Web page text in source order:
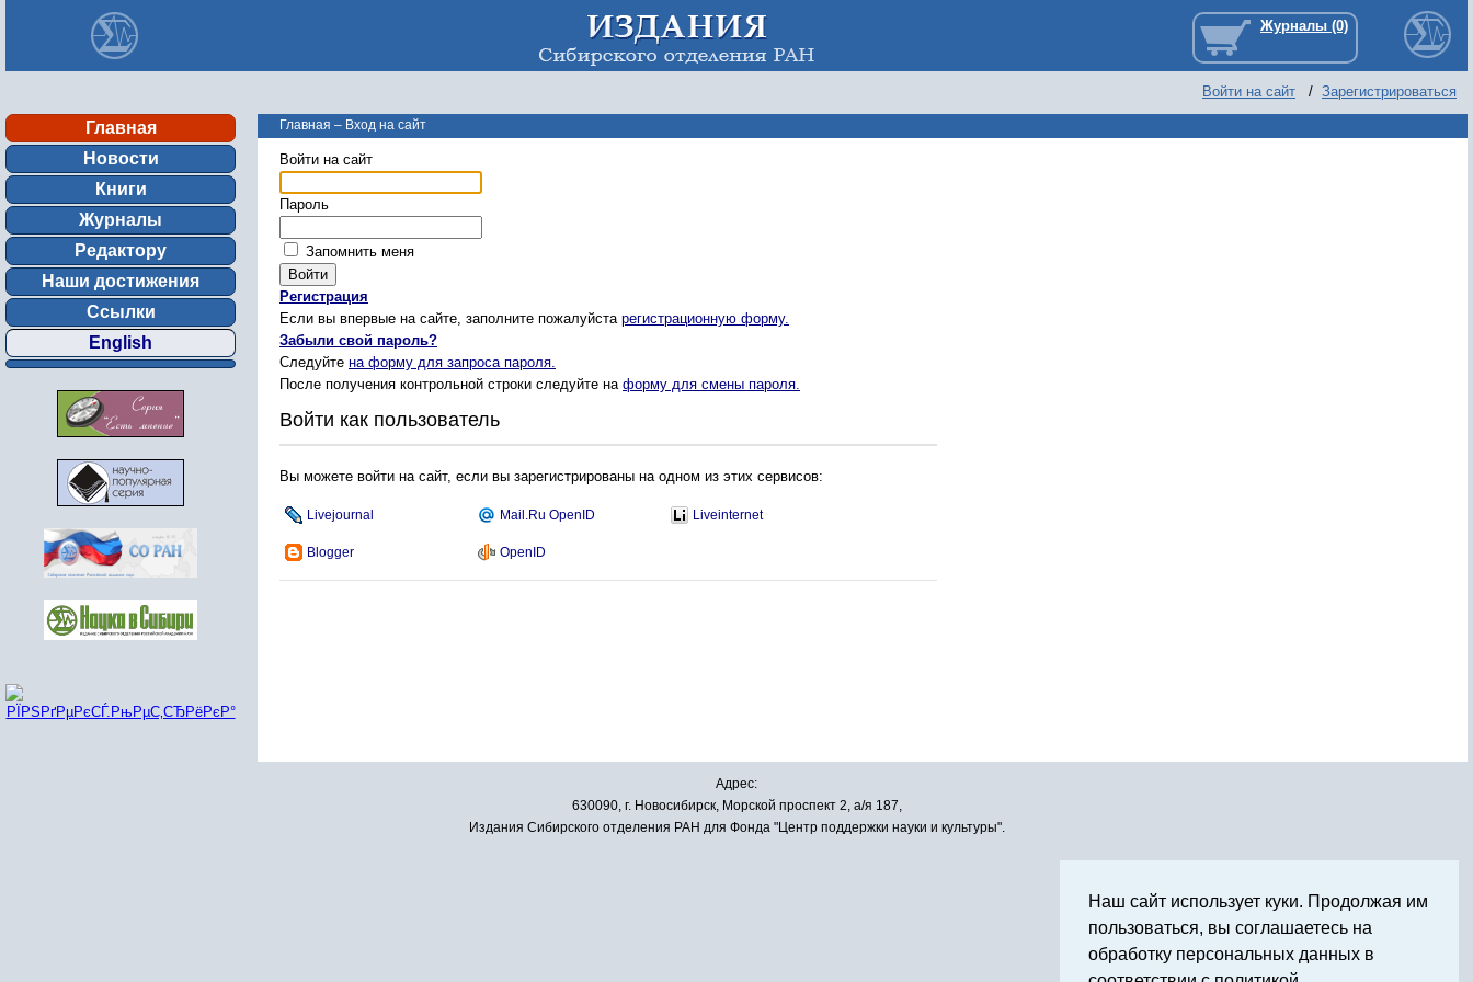
Войти на сайт / Зарегистрироваться
Главная
Новости
Книги
Журналы
Редактору
Наши достижения
Ссылки
English
Главная – Вход на сайт
Войти на сайт
Пароль
Запомнить меня
Регистрация
Если вы впервые на сайте, заполните пожалуйста регистрационную форму.
Забыли свой пароль?
Следуйте на форму для запроса пароля.
После получения контрольной строки следуйте на форму для смены пароля.
Войти как пользователь
Вы можете войти на сайт, если вы зарегистрированы на одном из этих сервисов:
Livejournal Mail.Ru OpenID Liveinternet
Blogger OpenID
Адрес:
630090, г. Новосибирск, Морской проспект 2, а/я 187,
Издания Сибирского отделения РАН для Фонда "Центр поддержки науки и культуры".
Наш сайт использует куки. Продолжая им
пользоваться, вы соглашаетесь на
обработку персональных данных в